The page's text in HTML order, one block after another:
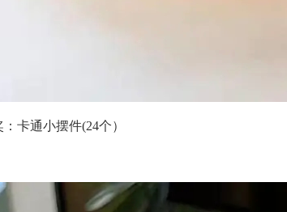
卡通小摆件(24个）